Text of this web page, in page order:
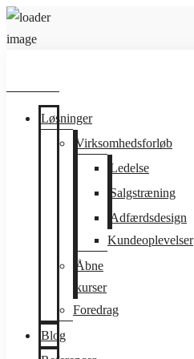
Løsninger
Virksomhedsforløb
Ledelse
Salgstræning
Adfærdsdesign
Kundeoplevelser
Åbne
kurser
Foredrag
Blog